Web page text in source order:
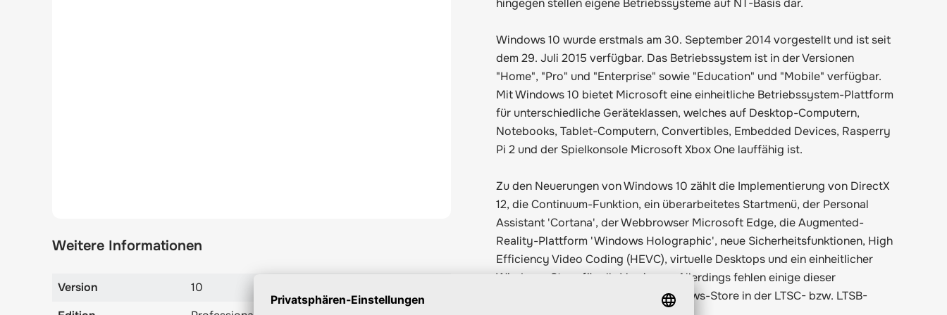
Weitere Informationen
Version
10
hingegen stellen eigene Betriebssysteme auf NT-Basis dar.
Windows 10 wurde erstmals am 30. September 2014 vorgestellt und ist seit
dem 29. Juli 2015 verfügbar. Das Betriebssystem ist in der Versionen
"Home", "Pro" und "Enterprise" sowie "Education" und "Mobile" verfügbar.
Mit Windows 10 bietet Microsoft eine einheitliche Betriebssystem-Plattform
für unterschiedliche Geräteklassen, welches auf Desktop-Computern,
Notebooks, Tablet-Computern, Convertibles, Embedded Devices, Rasperry
Pi 2 und der Spielkonsole Microsoft Xbox One lauffähig ist.
Zu den Neuerungen von Windows 10 zählt die Implementierung von DirectX
12, die Continuum-Funktion, ein überarbeitetes Startmenü, der Personal
Assistant 'Cortana', der Webbrowser Microsoft Edge, die Augmented-
Reality-Plattform 'Windows Holographic', neue Sicherheitsfunktionen, High
Efficiency Video Coding (HEVC), virtuelle Desktops und ein einheitlicher
Windows-Store für alle Versionen. Allerdings fehlen einige dieser
Funktionen wie Edge oder der Windows-Store in der LTSC- bzw. LTSB-